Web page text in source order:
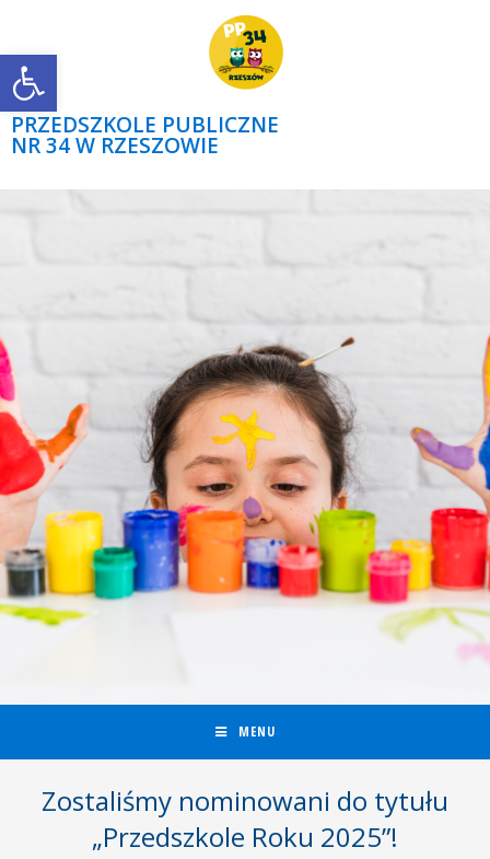
Open toolbar
PRZEDSZKOLE PUBLICZNE
NR 34 W RZESZOWIE
MENU
Zostaliśmy nominowani do tytułu
„Przedszkole Roku 2025”!